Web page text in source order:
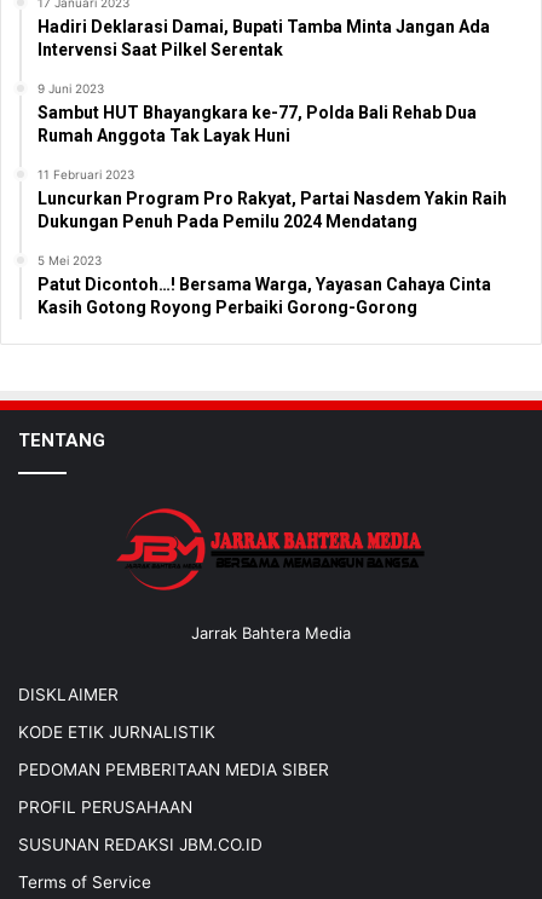
Hadiri Deklarasi Damai, Bupati Tamba Minta Jangan Ada
Intervensi Saat Pilkel Serentak
9 Juni 2023
Sambut HUT Bhayangkara ke-77, Polda Bali Rehab Dua
Rumah Anggota Tak Layak Huni
11 Februari 2023
Luncurkan Program Pro Rakyat, Partai Nasdem Yakin Raih
Dukungan Penuh Pada Pemilu 2024 Mendatang
5 Mei 2023
Patut Dicontoh…! Bersama Warga, Yayasan Cahaya Cinta
Kasih Gotong Royong Perbaiki Gorong-Gorong
TENTANG
Jarrak Bahtera Media
DISKLAIMER
KODE ETIK JURNALISTIK
PEDOMAN PEMBERITAAN MEDIA SIBER
PROFIL PERUSAHAAN
SUSUNAN REDAKSI JBM.CO.ID
Terms of Service